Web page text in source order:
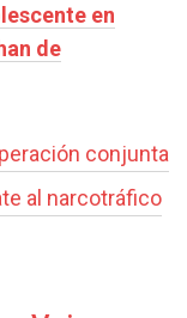
en
de
conjunta
al narcotráfico